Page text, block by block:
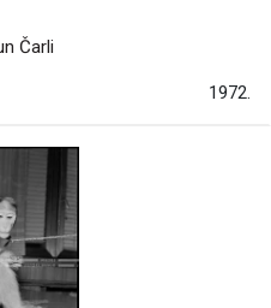
Čarli
1972.